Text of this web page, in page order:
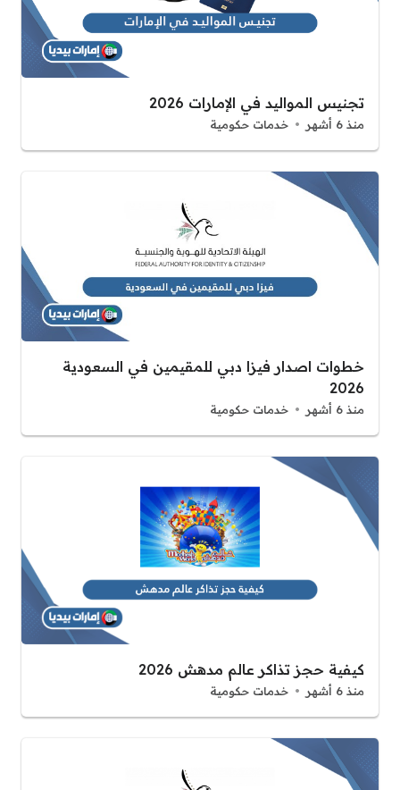
تجنيس المواليد في الإمارات 2026
منذ 6 أشهر خدمات حكومية
خطوات اصدار فيزا دبي للمقيمين في السعودية
2026
منذ 6 أشهر خدمات حكومية
كيفية حجز تذاكر عالم مدهش 2026
منذ 6 أشهر خدمات حكومية